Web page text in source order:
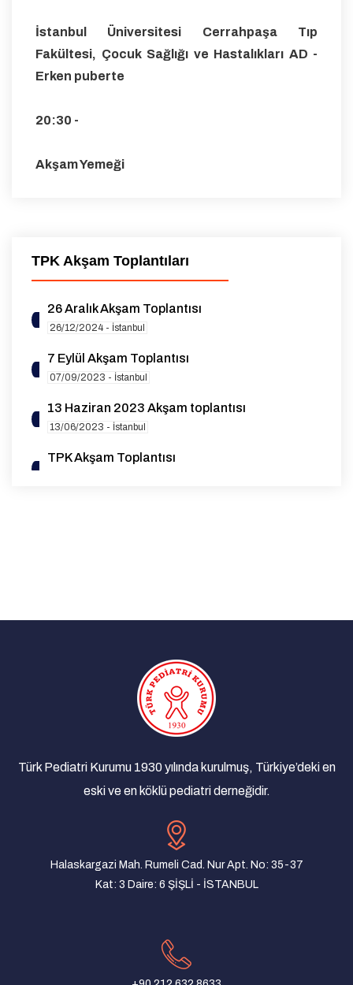
TPK Akşam Toplantıları
26 Aralık Akşam Toplantısı
26/12/2024 - İstanbul
7 Eylül Akşam Toplantısı
07/09/2023 - İstanbul
13 Haziran 2023 Akşam toplantısı
13/06/2023 - İstanbul
TPK Akşam Toplantısı
Üniversitesi Akşam Toplantıları
13/02/2020 - Isparta
TPK Akşam Toplantısı
TPK Akşam Toplantısı
15/01/2020 - İstanbul
TPK Akşam Toplantısı
TPK Akşam Toplantısı
13/11/2019 - İstanbul
TPK Akşam Toplantısı
İstanbul Üniversitesi Cerrahpaşa Tıp
Fakültesi, Çocuk Sağlığı ve Hastalıkları AD -
Erken puberte
20:30 -
Akşam Yemeği
Türk Pediatri Kurumu 1930 yılında kurulmuş, Türkiye’deki en
eski ve en köklü pediatri derneğidir.
Halaskargazi Mah. Rumeli Cad. Nur Apt. No: 35-37
Kat: 3 Daire: 6 ŞİŞLİ - İSTANBUL